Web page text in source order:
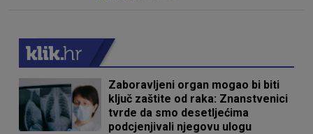
Zaboravljeni organ mogao bi biti
ključ zaštite od raka: Znanstvenici
tvrde da smo desetljećima
podcjenjivali njegovu ulogu